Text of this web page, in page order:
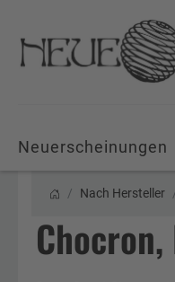
Neuerscheinungen
Nach Hersteller